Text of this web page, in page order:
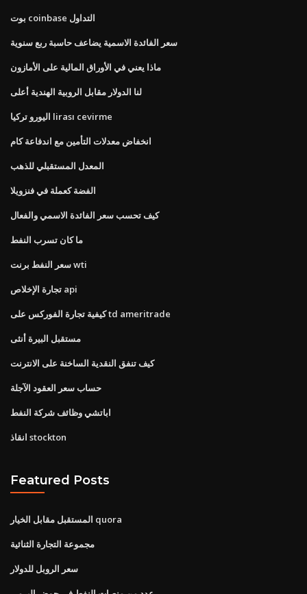
بوت coinbase التداول
سعر الفائدة الاسمية يضاعف حاسبة ربع سنوية
ماذا يعني في الأوراق المالية على الأمازون
لنا الدولار مقابل الروبية الهندية أعلى
اليورو تركيا lirası cevirme
انخفاض معدلات التأمين مع اندفاعة كام
المعدل المستقبلي للذهب
الفضة كعملة في فنزويلا
كيف تحسب سعر الفائدة الاسمي والفعال
ما كان تسرب النفط
سعر النفط برنت wti
تجارة الإخلاص api
كيفية تجارة الفوركس على td ameritrade
مستقبل البيرة أنثى
كيف تنفق النقدية الساخنة على الانترنت
حساب سعر العقود الآجلة
اباتشي وظائف شركة النفط
انقاذ stockton
Featured Posts
المستقبل مقابل الخيار quora
مجموعة التجارة الثنائية
سعر الروبل للدولار